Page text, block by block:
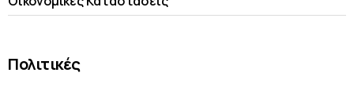
Πολιτικές